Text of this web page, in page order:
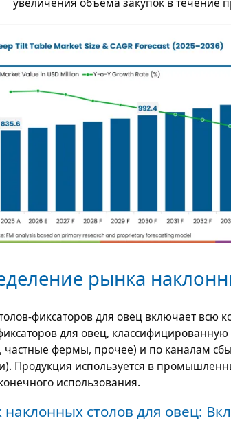
рынка
фиксаторов для овец включает
для овец,
частные фермы, прочее) и по каналам
Продукция используется в
использования.
наклонных столов для овец: